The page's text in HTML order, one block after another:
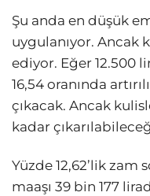
Şu anda en düşük
uygulanıyor. Ancak
ediyor. Eğer 12.500
16,54 oranında
çıkacak. Ancak
kadar
Yüzde 12,62’lik zam
maaşı 39 bin 177